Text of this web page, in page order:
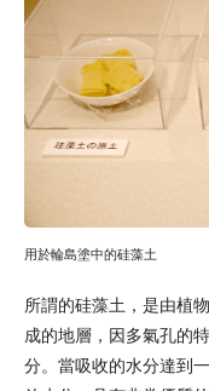
用於輪島塗中的硅藻土
所謂的硅藻土，是由植
成的地層，因多氣孔的
分。當吸收的水分達到